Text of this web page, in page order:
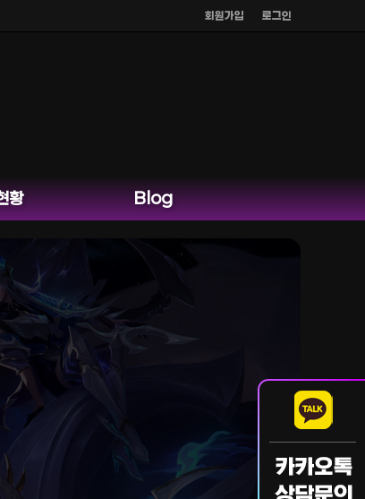
회원가입 로그인
페이지 카카오톡 외 다른 채팅은 운영하지 않습니다.
황 Blog